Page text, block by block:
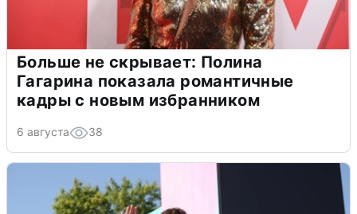
Больше не скрывает: Полина
Гагарина показала романтичные
кадры с новым избранником
6 августа 38